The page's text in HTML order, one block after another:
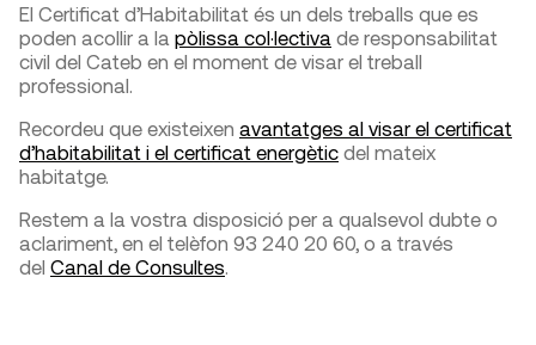
El Certificat d’Habitabilitat és un dels treballs que es
poden acollir a la pòlissa col·lectiva de responsabilitat
civil del Cateb en el moment de visar el treball
professional.
Recordeu que existeixen avantatges al visar el certificat
d’habitabilitat i el certificat energètic del mateix
habitatge.
Restem a la vostra disposició per a qualsevol dubte o
aclariment, en el telèfon 93 240 20 60, o a través
del Canal de Consultes.